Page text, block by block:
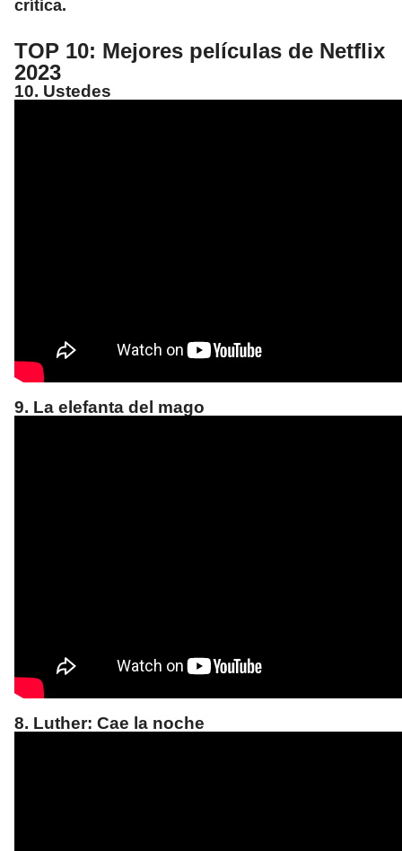
crítica.
TOP 10: Mejores películas de Netflix
2023
10. Ustedes
9. La elefanta del mago
8. Luther: Cae la noche